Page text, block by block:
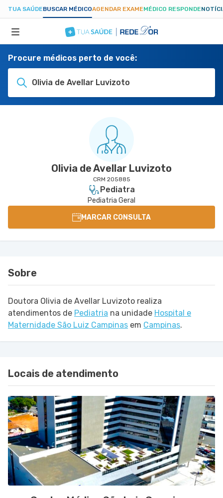
TUA SAÚDEBUSCAR MÉDICOAGENDAR EXAMEMÉDICO RESPONDE
ESPECIALIDADES
Procure médicos perto de você:
Olivia de Avellar Luvizoto
Olivia de Avellar Luvizoto
CRM 205885
Pediatra
Pediatria Geral
MARCAR CONSULTA
Sobre
Doutora Olivia de Avellar Luvizoto realiza
atendimentos de Pediatria na unidade Hospital e
Maternidade São Luiz Campinas em Campinas.
Locais de atendimento